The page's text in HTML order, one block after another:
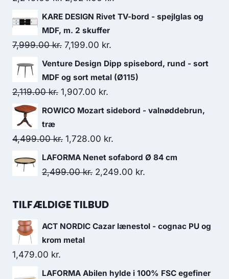
KARE DESIGN Rivet TV-bord - spejlglas og
MDF, m. 2 skuffer
7,999.00kr. 7,199.00 kr.
Venture Design Dipp spisebord, rund - sort
MDF og sort metal (Ø115)
2,119.00kr. 1,907.00 kr.
ROWICO Mozart sidebord - valnøddebrun,
træ
4,499.00kr. 1,728.00 kr.
LAFORMA Nenet sofabord Ø 84 cm
2,499.00kr. 2,249.00 kr.
TILFÆLDIGE TILBUD
ACT NORDIC Cazar lænestol - cognac PU og
krom metal
1,479.00 kr.
LAFORMA Abilen hylde i 100% FSC egefiner